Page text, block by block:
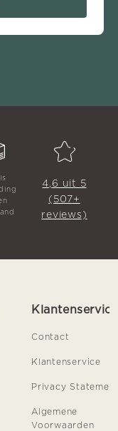
4,6 uit 5
(507+
reviews)
Klantenservice
Contact
Klantenservice
Privacy
Algemene
Voorwaarden